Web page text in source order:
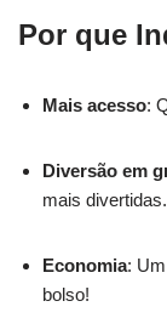
Por que
Mais acesso:
Diversão em
mais divertidas.
Economia:
bolso!